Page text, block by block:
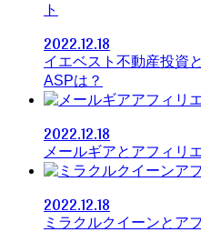
ト
2022.12.18
イエベスト不動産投資
ASPは？
2022.12.18
メールギアとアフィリ
2022.12.18
ミラクルクイーンとア